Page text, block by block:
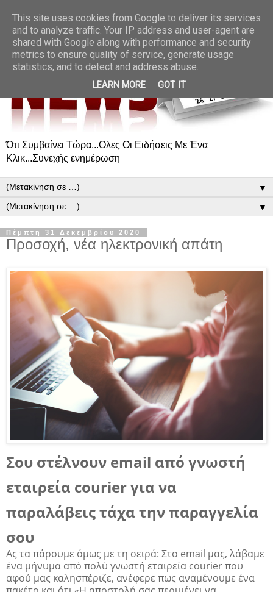
Ότι Συμβαίνει Τώρα...Ολες Οι Ειδήσεις Με Ένα
Κλικ...Συνεχής ενημέρωση
▼
▼
Πέμπτη 31 Δεκεμβρίου 2020
Προσοχή, νέα ηλεκτρονική απάτη
Σου στέλνουν email από γνωστή
εταιρεία courier για να
παραλάβεις τάχα την παραγγελία
σου
Ας τα πάρουμε όμως με τη σειρά: Στο email μας, λάβαμε
ένα μήνυμα από πολύ γνωστή εταιρεία courier που
αφού μας καλησπέριζε, ανέφερε πως αναμένουμε ένα
This site uses cookies from Google to deliver its services
and to analyze traffic. Your IP address and user-agent are
shared with Google along with performance and security
metrics to ensure quality of service, generate usage
statistics, and to detect and address abuse.
LEARN MORE GOT IT